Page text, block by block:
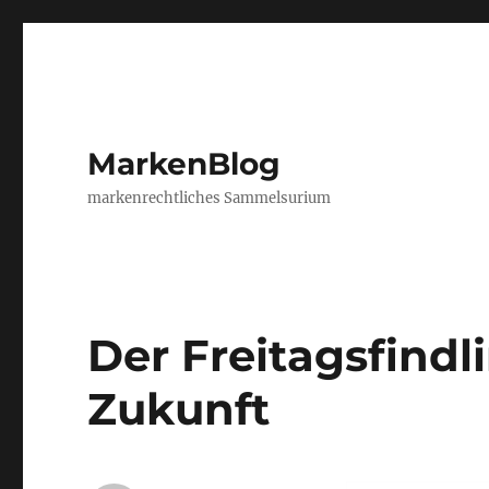
MarkenBlog
markenrechtliches Sammelsurium
Der
Zukunft